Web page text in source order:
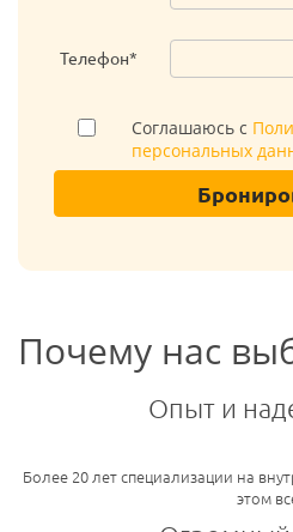
Телефон*
Соглашаюсь с
персональных
Почему нас
Опыт и
Более 20 лет специализации на
этом